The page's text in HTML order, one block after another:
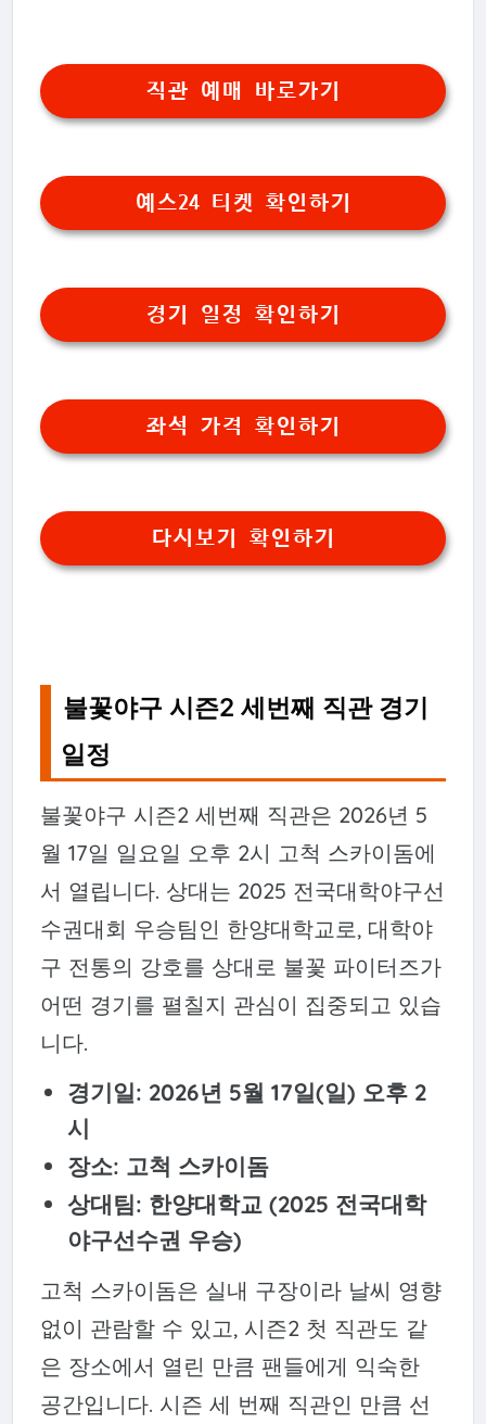
직관 예매 바로가기
예스24 티켓 확인하기
경기 일정 확인하기
좌석 가격 확인하기
다시보기 확인하기
불꽃야구 시즌2 세번째 직관 경기
일정
불꽃야구 시즌2 세번째 직관은 2026년 5
월 17일 일요일 오후 2시 고척 스카이돔에
서 열립니다. 상대는 2025 전국대학야구선
수권대회 우승팀인 한양대학교로, 대학야
구 전통의 강호를 상대로 불꽃 파이터즈가
어떤 경기를 펼칠지 관심이 집중되고 있습
니다.
경기일: 2026년 5월 17일(일) 오후 2
시
장소: 고척 스카이돔
상대팀: 한양대학교 (2025 전국대학
야구선수권 우승)
고척 스카이돔은 실내 구장이라 날씨 영향
없이 관람할 수 있고, 시즌2 첫 직관도 같
은 장소에서 열린 만큼 팬들에게 익숙한
공간입니다. 시즌 세 번째 직관인 만큼 선